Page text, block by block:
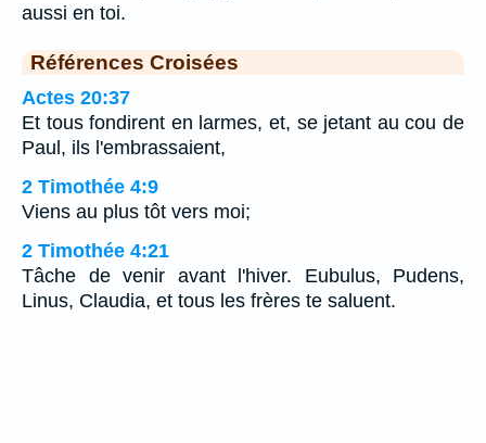
aussi en toi.
Références Croisées
Actes 20:37
Et tous fondirent en larmes, et, se jetant au cou de
Paul, ils l'embrassaient,
2 Timothée 4:9
Viens au plus tôt vers moi;
2 Timothée 4:21
Tâche de venir avant l'hiver. Eubulus, Pudens,
Linus, Claudia, et tous les frères te saluent.